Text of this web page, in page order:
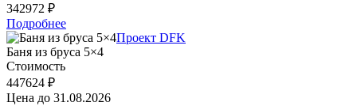
342972 ₽
Подробнее
Проект DFK
Баня из бруса 5×4
Стоимость
447624 ₽
Цена до 31.08.2026